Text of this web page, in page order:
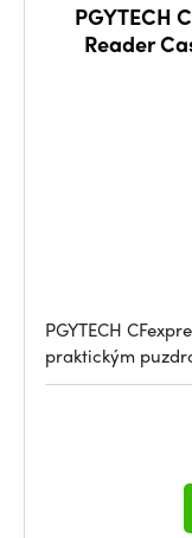
PGYTECH
Reader
PGYTECH
praktickým